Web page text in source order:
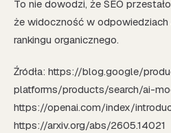
To nie dowodzi, że SEO
że widoczność w
rankingu organicznego.
Źródła: https://blog.google/
platforms/products/search/ai-
https://openai.com/index/
https://arxiv.org/abs/2605.14021